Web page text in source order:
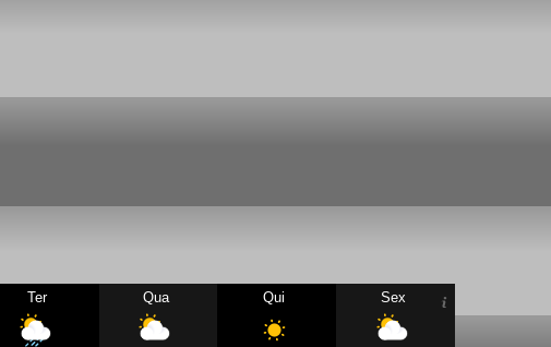
Ter Qua Qui Sex